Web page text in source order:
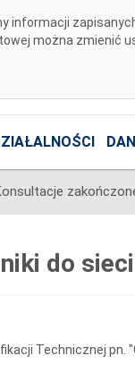
informacji
można zmienić
do
Technicznej pn.